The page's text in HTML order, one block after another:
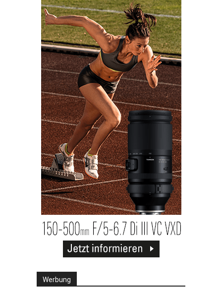
Werbung